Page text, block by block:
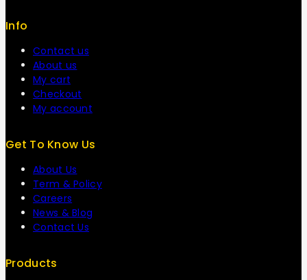
Info
Contact us
About us
My cart
Checkout
My account
Get To Know Us
About Us
Term & Policy
Careers
News & Blog
Contact Us
Products